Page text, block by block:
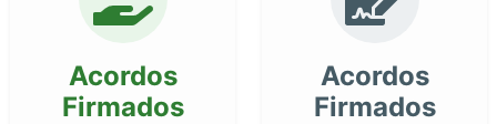
Acordos
Firmados
Acordos
Firmados